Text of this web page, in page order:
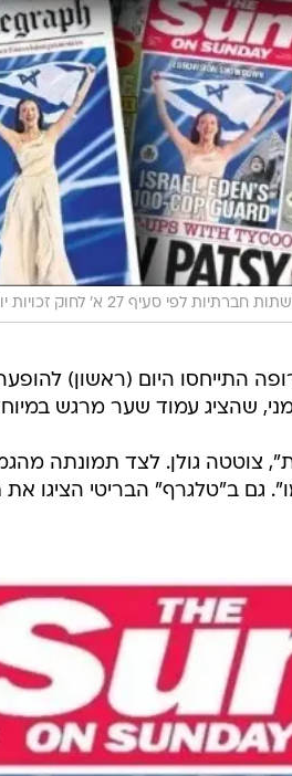
לפי סעיף 27 א' לחוק זכויות יוצרים
התייחסו היום (ראשון) להופעה
שהציג עמוד שער מרגש
צוטטה גולן. לצד תמונתה
גם ב"טלגרף" הבריטי הציגו את